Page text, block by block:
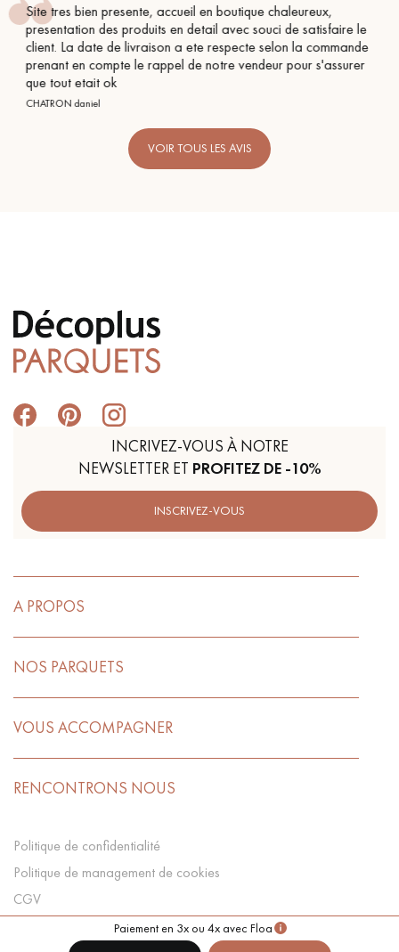
Paiement en 3x ou 4x avec Floa
le
s'assurer
Conseil parfait, échanges fluides. Je recommande
BEILE FRANCK
VOIR TOUS LES AVIS
INCRIVEZ-VOUS À NOTRE
NEWSLETTER ET PROFITEZ DE -10%
INSCRIVEZ-VOUS
A PROPOS
NOS PARQUETS
VOUS ACCOMPAGNER
RENCONTRONS NOUS
Politique de confidentialité
Politique de management de cookies
CGV
Préférences Cookies